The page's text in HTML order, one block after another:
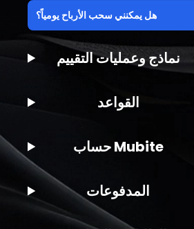
هل يمكنني سحب الأرباح يومياً؟
نماذج وعمليات التقييم
القواعد
حساب Mubite
المدفوعات